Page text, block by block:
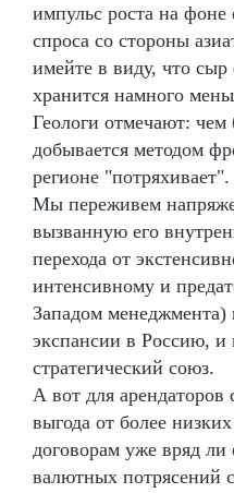
импульс роста на
спроса со стороны
имейте в виду, что сыр
хранится намного
Геологи отмечают: чем
добывается методом
регионе "потряхивает".
Мы переживем
вызванную его
перехода от
интенсивному и
Западом
экспансии в Россию, и
стратегический союз.
А вот для арендаторов
выгода от более
договорам уже вряд ли
валютных потрясений